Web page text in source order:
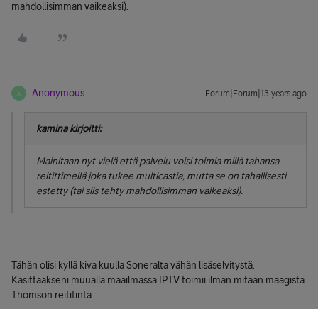
mahdollisimman vaikeaksi).
A Anonymous Forum|Forum|13 years ago
kamina kirjoitti:
Mainitaan nyt vielä että palvelu voisi toimia millä tahansa
reitittimellä joka tukee multicastia, mutta se on tahallisesti
estetty (tai siis tehty mahdollisimman vaikeaksi).
Tähän olisi kyllä kiva kuulla Soneralta vähän lisäselvitystä.
Käsittääkseni muualla maailmassa IPTV toimii ilman mitään maagista
Thomson reititintä.